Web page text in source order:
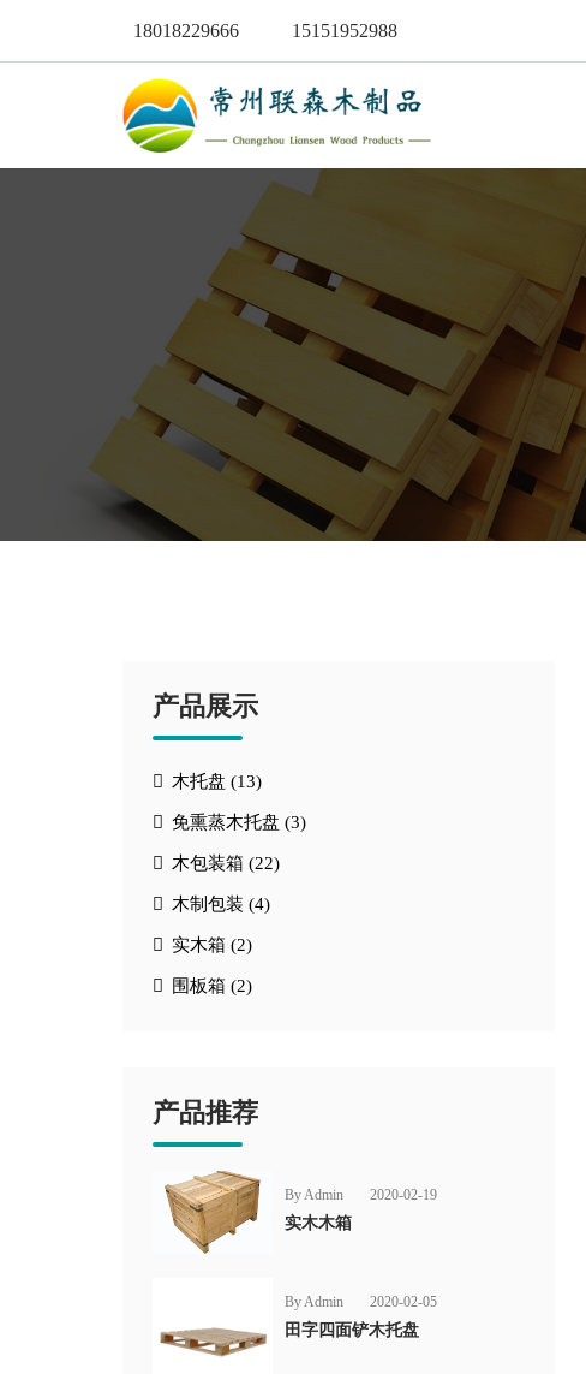
18018229666 15151952988
产品展示
木托盘 (13)
免熏蒸木托盘 (3)
木包装箱 (22)
木制包装 (4)
实木箱 (2)
围板箱 (2)
产品推荐
By Admin 2020-02-19
实木木箱
By Admin 2020-02-05
田字四面铲木托盘